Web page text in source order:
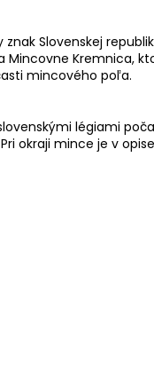
Slovenskej
Mincovne
mincového poľa.
légiami
mince je v opise